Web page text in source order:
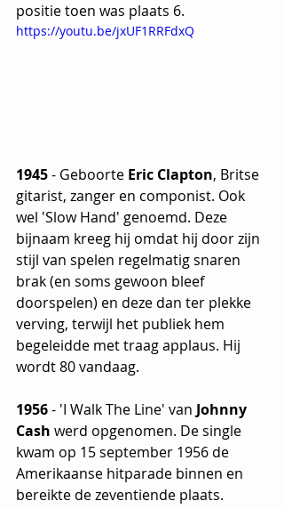
positie toen was plaats 6.
https://youtu.be/jxUF1RRFdxQ
1945 - Geboorte Eric Clapton, Britse
gitarist, zanger en componist. Ook
wel 'Slow Hand' genoemd. Deze
bijnaam kreeg hij omdat hij door zijn
stijl van spelen regelmatig snaren
brak (en soms gewoon bleef
doorspelen) en deze dan ter plekke
verving, terwijl het publiek hem
begeleidde met traag applaus. Hij
wordt 80 vandaag.
1956 - 'I Walk The Line' van Johnny
Cash werd opgenomen. De single
kwam op 15 september 1956 de
Amerikaanse hitparade binnen en
bereikte de zeventiende plaats.